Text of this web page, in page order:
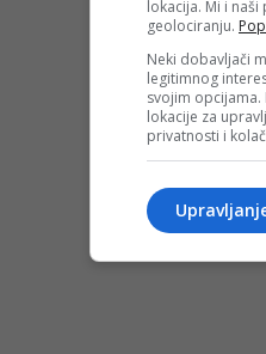
lokacija. Mi i
geolociranju.
Neki dobavljači
legitimnog
svojim
lokacije za
privatnosti i